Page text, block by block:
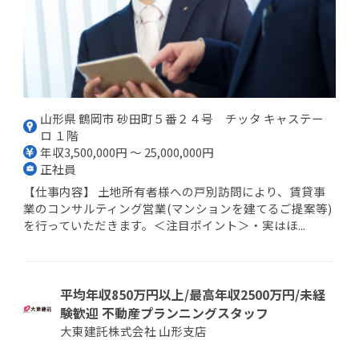
山形県 鶴岡市 砂田町５番２４号 チッタ キャステー
ロ １階
年収3,500,000円 ～ 25,000,000円
正社員
【仕事内容】 土地所有者様への戸別訪問により、賃貸事
業のコンサルティング営業(マンションを建てるご提案等)
を行っていただきます。＜注目ポイント＞・実はほ...
平均年収850万円以上/最高年収2500万円/未経
験歓迎 不動産プランニングスタッフ
大東建託株式会社 山形支店